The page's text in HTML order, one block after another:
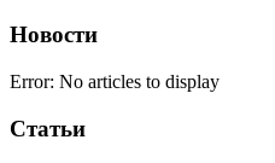
Новости
Error: No articles to display
Статьи